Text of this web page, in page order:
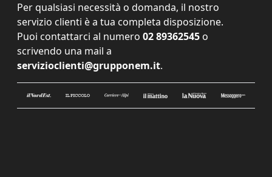
Per qualsiasi necessità o domanda, il nostro
servizio clienti è a tua completa disposizione.
Puoi contattarci al numero 02 89362545 o
scrivendo una mail a
servizioclienti@grupponem.it.